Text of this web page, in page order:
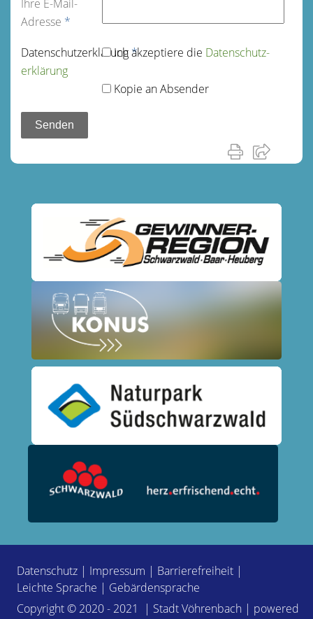
Ihre E-Mail-
Adresse *
Datenschutz­erklärung*
Ich akzeptiere die Datenschutz­
erklärung
Kopie an Absender
Datenschutz | Impressum | Barrierefreiheit |
Leichte Sprache | Gebärdensprache
Copyright © 2020 - 2021 | Stadt Vöhrenbach | powered